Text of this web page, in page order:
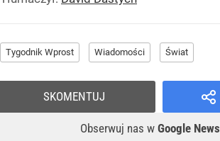
Tygodnik Wprost Wiadomości Świat
Obserwuj nas w Google News
SKOMENTUJ